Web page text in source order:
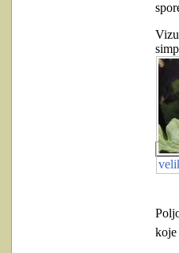
koje